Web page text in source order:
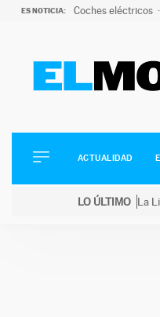
ES NOTICIA: Coches eléctricos
ELÉCTRICOS
CONDUCIR
ACTUALIDAD
LO ÚLTIMO La